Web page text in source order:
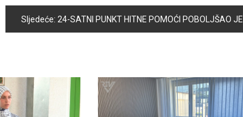
Sljedeće: 24-SATNI PUNKT HITNE POMOĆI POBOLJŠAO JE MEDICINSKE USLUGE GRAĐANIMA VOGOŠĆE